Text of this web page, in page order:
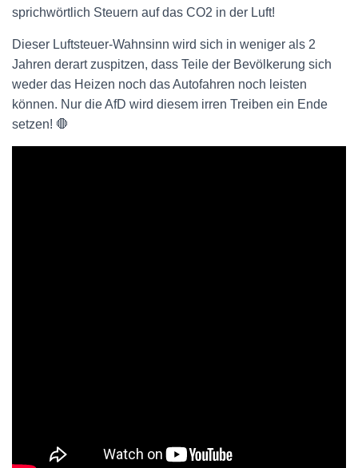
sprichwörtlich Steuern auf das CO2 in der Luft!
Dieser Luftsteuer-Wahnsinn wird sich in weniger als 2
Jahren derart zuspitzen, dass Teile der Bevölkerung sich
weder das Heizen noch das Autofahren noch leisten
können. Nur die AfD wird diesem irren Treiben ein Ende
setzen! 🛑